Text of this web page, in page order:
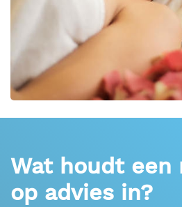
Wat houdt een
op advies in?